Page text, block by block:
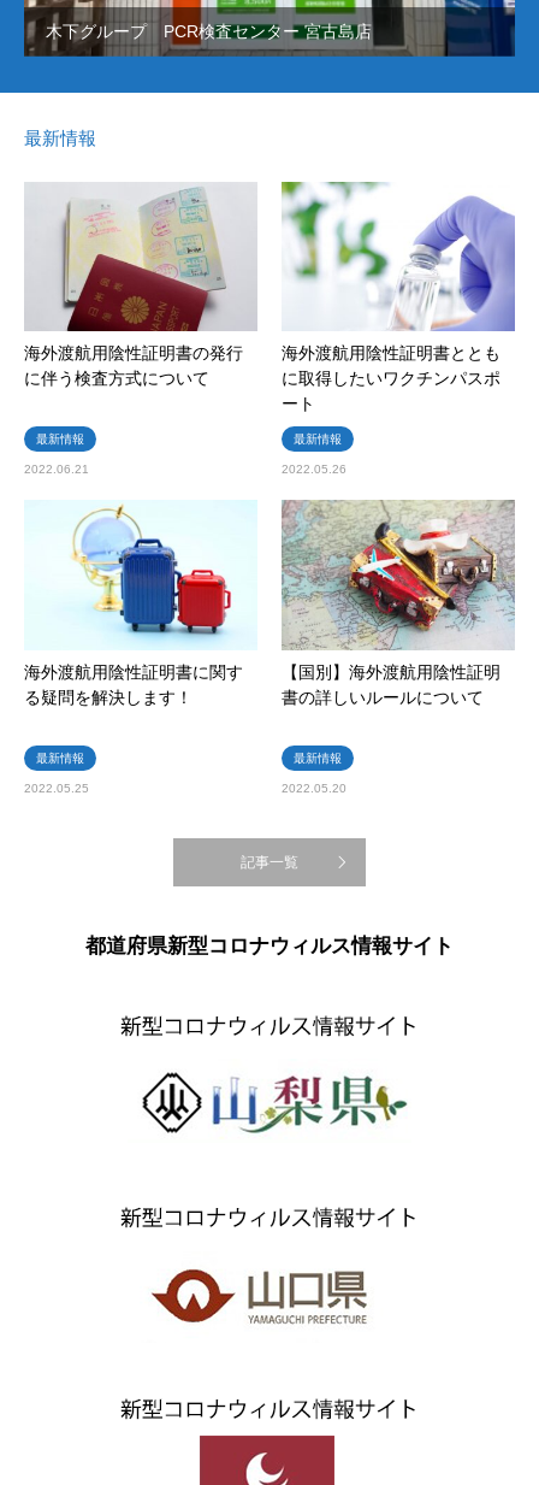
木下グループ PCR検査センター 宮古島店
最新情報
海外渡航用陰性証明書の発行
に伴う検査方式について
最新情報
2022.06.21
海外渡航用陰性証明書ととも
に取得したいワクチンパスポ
ート
最新情報
2022.05.26
海外渡航用陰性証明書に関す
る疑問を解決します！
最新情報
2022.05.25
【国別】海外渡航用陰性証明
書の詳しいルールについて
最新情報
2022.05.20
記事一覧
都道府県新型コロナウィルス情報サイト